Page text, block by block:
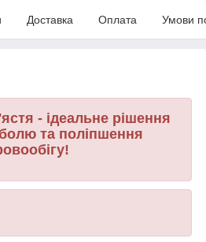
Доставка Оплата Умови
- ідеальне рішення
та поліпшення